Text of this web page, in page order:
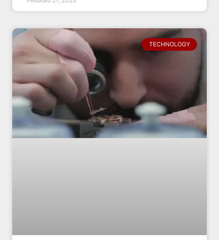
TECHNOLOGY